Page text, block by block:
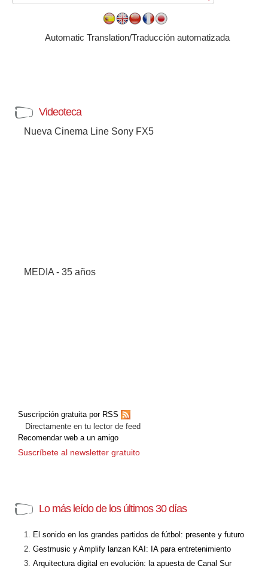
Automatic Translation/Traducción automatizada
Videoteca
Nueva Cinema Line Sony FX5
MEDIA - 35 años
Suscripción gratuita por RSS
Directamente en tu lector de feed
Recomendar web a un amigo
Suscríbete al newsletter gratuito
Lo más leído de los últimos 30 días
El sonido en los grandes partidos de fútbol: presente y futuro
Gestmusic y Amplify lanzan KAI: IA para entretenimiento
Arquitectura digital en evolución: la apuesta de Canal Sur